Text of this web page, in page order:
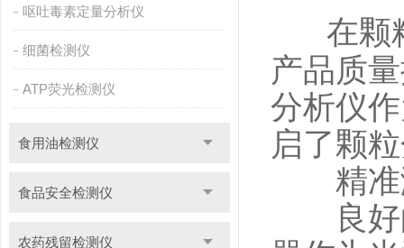
呕吐毒素定量分析仪
细菌检测仪
ATP荧光检测仪
食用油检测仪
食品安全检测仪
农药残留检测仪
在颗
产品质
分析仪
启了颗
精准
良好的